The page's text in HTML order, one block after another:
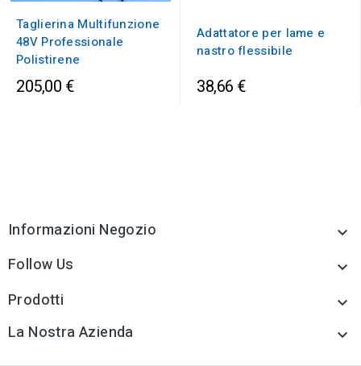
Taglierina Multifunzione
48V Professionale
Polistirene
205,00 €
Adattatore per lame e
nastro flessibile
38,66 €
Informazioni Negozio 
Follow Us 
Prodotti 
La Nostra Azienda 